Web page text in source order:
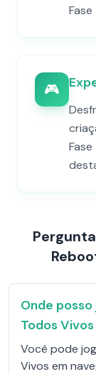
🎮
Onde posso
Todos
Você pode
Vivos em